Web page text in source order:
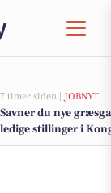
7 timer siden | JOBNYT
Savner du nye
ledige stillinger i